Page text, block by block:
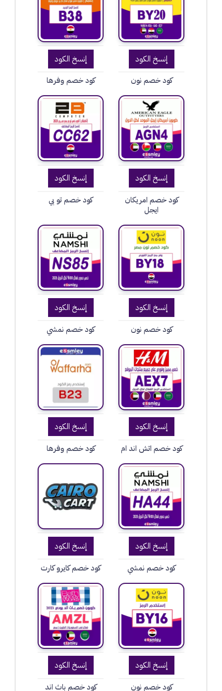
إنسخ الكود
كود خصم نون
إنسخ الكود
كود خصم وفرها
إنسخ الكود
كود خصم امريكان
ايجل
إنسخ الكود
كود خصم تو بي
إنسخ الكود
كود خصم نون
إنسخ الكود
كود خصم نمشي
إنسخ الكود
كود خصم اتش اند ام
إنسخ الكود
كود خصم وفرها
إنسخ الكود
كود خصم نمشي
إنسخ الكود
كود خصم كايرو كارت
إنسخ الكود
كود خصم نون
إنسخ الكود
كود خصم باث اند